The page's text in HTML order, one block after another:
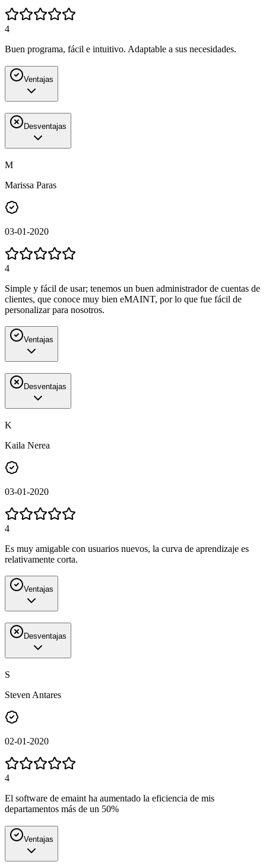
4
Buen programa, fácil e intuitivo. Adaptable a sus necesidades.
Ventajas
Desventajas
M
Marissa Paras
03-01-2020
4
Simple y fácil de usar; tenemos un buen administrador de cuentas de
clientes, que conoce muy bien eMAINT, por lo que fue fácil de
personalizar para nosotros.
Ventajas
Desventajas
K
Kaila Nerea
03-01-2020
4
Es muy amigable con usuarios nuevos, la curva de aprendizaje es
relativamente corta.
Ventajas
Desventajas
S
Steven Antares
02-01-2020
4
El software de emaint ha aumentado la eficiencia de mis
departamentos más de un 50%
Ventajas